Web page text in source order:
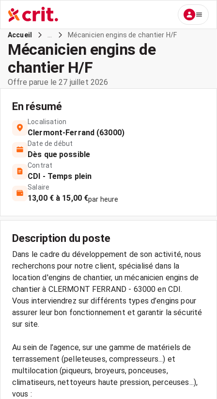
Accueil Mécanicien engins de chantier H/F
Mécanicien engins de
chantier H/F
Offre parue le 27 juillet 2026
En résumé
Localisation
Clermont-Ferrand (63000)
Date de début
Dès que possible
Contrat
CDI - Temps plein
Salaire
13,00 € à 15,00 €par heure
Description du poste
Dans le cadre du développement de son activité, nous
recherchons pour notre client, spécialisé dans la
location d'engins de chantier, un mécanicien engins de
chantier à CLERMONT FERRAND - 63000 en CDI.
Vous interviendrez sur différents types d’engins pour
assurer leur bon fonctionnement et garantir la sécurité
sur site.
Au sein de l’agence, sur une gamme de matériels de
terrassement (pelleteuses, compresseurs...) et
multilocation (piqueurs, broyeurs, ponceuses,
climatiseurs, nettoyeurs haute pression, perceuses...),
vous :